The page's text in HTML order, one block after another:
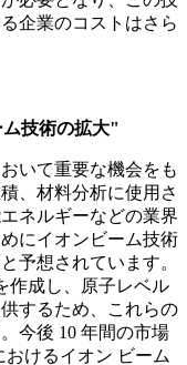
企業のコストはさら
技術の拡大"
いて重要な機会をも
、材料分析に使用さ
ネルギーなどの業界
にイオンビーム技術
予想されています。
作成し、原子レベル
するため、これらの
今後 10 年間の市場
おけるイオン ビーム